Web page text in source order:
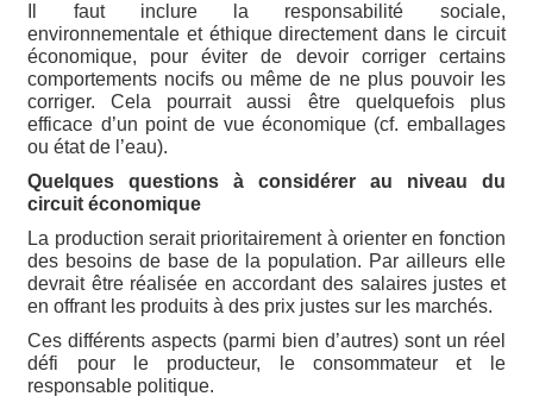
Il faut inclure la responsabilité sociale,
environnementale et éthique directement dans le circuit
économique, pour éviter de devoir corriger certains
comportements nocifs ou même de ne plus pouvoir les
corriger. Cela pourrait aussi être quelquefois plus
efficace d’un point de vue économique (cf. emballages
ou état de l’eau).
Quelques questions à considérer au niveau du
circuit économique
La production serait prioritairement à orienter en fonction
des besoins de base de la population. Par ailleurs elle
devrait être réalisée en accordant des salaires justes et
en offrant les produits à des prix justes sur les marchés.
Ces différents aspects (parmi bien d’autres) sont un réel
défi pour le producteur, le consommateur et le
responsable politique.